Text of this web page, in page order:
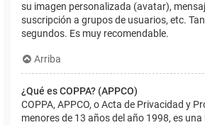
su imagen personalizada (avatar),
suscripción a grupos de usuarios, etc.
segundos. Es muy recomendable.
Arriba
¿Qué es COPPA? (APPCO)
COPPA, APPCO, o Acta de Privacidad y
menores de 13 años del año 1998, es